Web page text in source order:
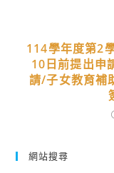
114學年度第2
10日前提出申
請/子女教育補
網站搜尋